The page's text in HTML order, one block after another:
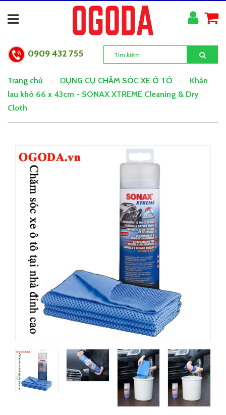
0909 432 755
Trang chủ DỤNG CỤ CHĂM SÓC XE Ô TÔ
Khăn
lau khô 66 x 43cm - SONAX XTREME Cleaning & Dry
Cloth